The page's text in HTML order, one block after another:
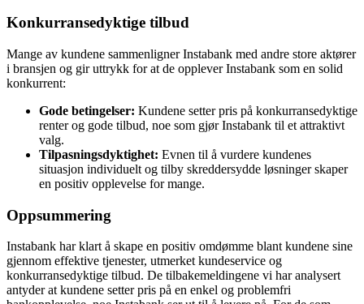
Konkurransedyktige tilbud
Mange av kundene sammenligner Instabank med andre store aktører
i bransjen og gir uttrykk for at de opplever Instabank som en solid
konkurrent:
Gode betingelser: Kundene setter pris på konkurransedyktige
renter og gode tilbud, noe som gjør Instabank til et attraktivt
valg.
Tilpasningsdyktighet: Evnen til å vurdere kundenes
situasjon individuelt og tilby skreddersydde løsninger skaper
en positiv opplevelse for mange.
Oppsummering
Instabank har klart å skape en positiv omdømme blant kundene sine
gjennom effektive tjenester, utmerket kundeservice og
konkurransedyktige tilbud. De tilbakemeldingene vi har analysert
antyder at kundene setter pris på en enkel og problemfri